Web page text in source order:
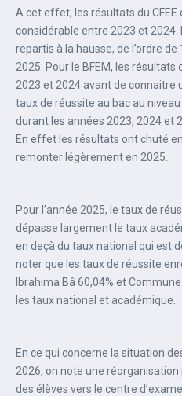
A cet effet, les résultats du CFEE
considérable entre 2023 et 2024.
repartis à la hausse, de l’ordre
2025. Pour le BFEM, les
2023 et 2024 avant de connaitre
taux de réussite au bac au
durant les années 2023, 2024 et
En effet les résultats ont chuté
remonter légèrement en 2025.
Pour I’année 2025, le taux de
dépasse largement le taux
en deçà du taux national qui est
noter que les taux de réussite
Ibrahima Bâ 60,04% et
les taux national et académique.
En ce qui concerne la situation
2026, on note une
des élèves vers le centre